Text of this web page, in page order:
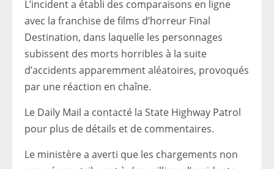
L’incident a établi des comparaisons en ligne
avec la franchise de films d’horreur Final
Destination, dans laquelle les personnages
subissent des morts horribles à la suite
d’accidents apparemment aléatoires, provoqués
par une réaction en chaîne.
Le Daily Mail a contacté la State Highway Patrol
pour plus de détails et de commentaires.
Le ministère a averti que les chargements non